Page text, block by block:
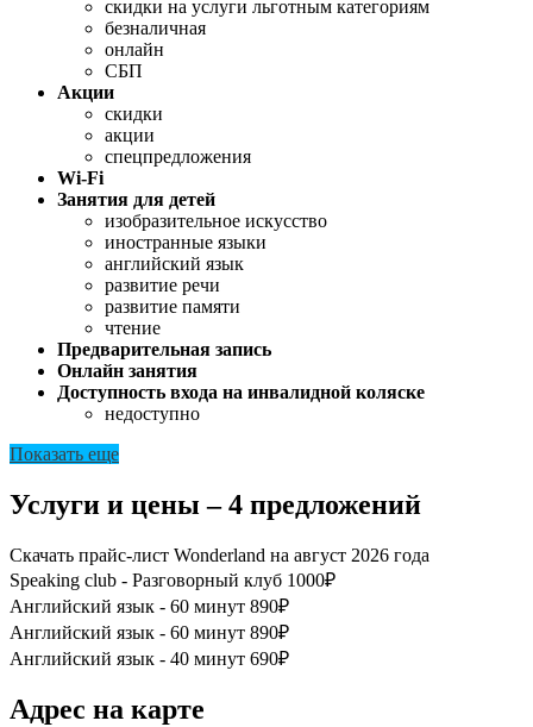
скидки на услуги льготным категориям
безналичная
онлайн
СБП
Акции
скидки
акции
спецпредложения
Wi-Fi
Занятия для детей
изобразительное искусство
иностранные языки
английский язык
развитие речи
развитие памяти
чтение
Предварительная запись
Онлайн занятия
Доступность входа на инвалидной коляске
недоступно
Показать еще
Услуги и цены – 4 предложений
Скачать прайс-лист Wonderland на август 2026 года
Speaking club - Разговорный клуб 1000₽
Английский язык - 60 минут 890₽
Английский язык - 60 минут 890₽
Английский язык - 40 минут 690₽
Адрес на карте